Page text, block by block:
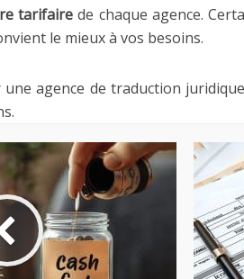
tarifairede chaque agence.
le mieux à vos besoins.
agence de traduction